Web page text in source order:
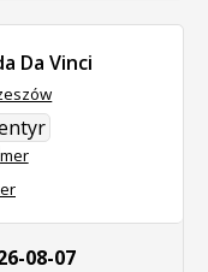
Da Vinci
mer
08-07